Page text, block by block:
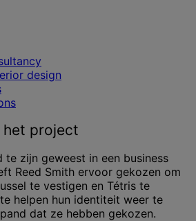
design
het project
zijn geweest in een business
Reed Smith ervoor gekozen om
te vestigen en Tétris te
helpen hun identiteit weer te
dat ze hebben gekozen.